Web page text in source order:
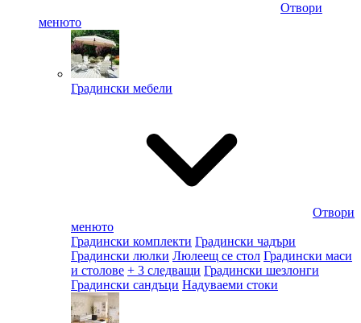
Отвори
менюто
Градински мебели
Отвори
менюто
Градински комплекти Градински чадъри
Градински люлки Люлеещ се стол Градински маси
и столове + 3 следващи Градински шезлонги
Градински сандъци Надуваеми стоки